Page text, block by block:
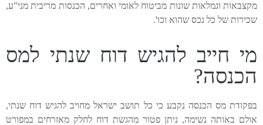
מקצבאות וגמלאות שונות מביטוח לאומי ואחרים, הכנסות מריבית מני"ע,
שכירות של כל נכס שהוא וכו'.
מי חייב להגיש דוח שנתי למס
הכנסה?
בפקודת מס הכנסה נקבע כי כל תושב ישראל מחויב להגיש דוח שנתי,
אולם באותה נשימה, ניתן פטור מהגשת דוח לחלק מאזרחים במפורט